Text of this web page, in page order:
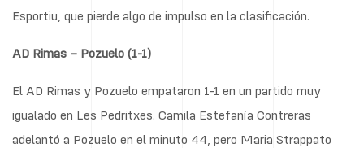
Esportiu, que pierde algo de impulso en la clasificación.
AD Rimas – Pozuelo (1-1)
El AD Rimas y Pozuelo empataron 1-1 en un partido muy
igualado en Les Pedritxes. Camila Estefanía Contreras
adelantó a Pozuelo en el minuto 44, pero Maria Strappato